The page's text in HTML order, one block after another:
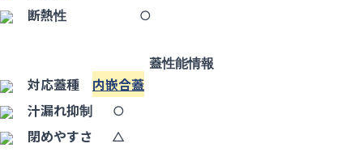
断熱性
○
蓋性能情報
対応蓋種 内嵌合蓋
汁漏れ抑制
○
閉めやすさ
△